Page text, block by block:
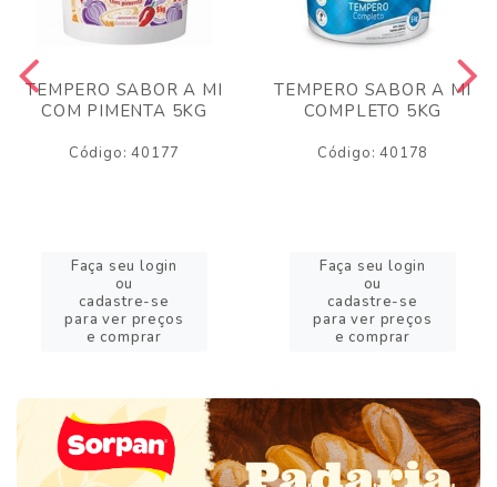
TEMPERO SABOR A MI
COM PIMENTA 5KG
Código: 40177
Faça seu login
ou
cadastre-se
para ver preços
e comprar
TEMPERO SABOR A MI
COMPLETO 5KG
Código: 40178
Faça seu login
ou
cadastre-se
para ver preços
e comprar